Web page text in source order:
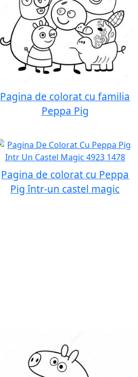
Pagina de colorat cu familia
Peppa Pig
Pagina de colorat cu Peppa
Pig într-un castel magic